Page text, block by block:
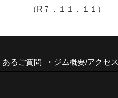
（R７．１１．１１）
あるご質問 ジム概要/アクセス